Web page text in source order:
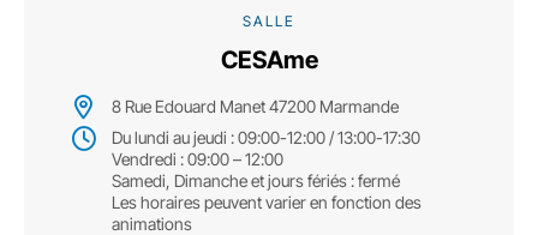
SALLE
CESAme
8 Rue Edouard Manet 47200 Marmande
Du lundi au jeudi : 09:00-12:00 / 13:00-17:30
Vendredi : 09:00 – 12:00
Samedi, Dimanche et jours fériés : fermé
Les horaires peuvent varier en fonction des
animations